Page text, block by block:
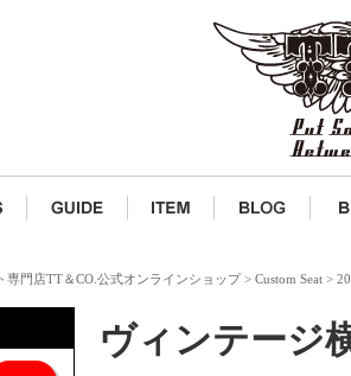
専門店TT＆CO.公式オンラインショップ> Custom Seat >
ヴィンテージ